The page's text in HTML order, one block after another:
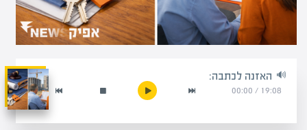
האזנה לכתבה:
19:08
/
00:00